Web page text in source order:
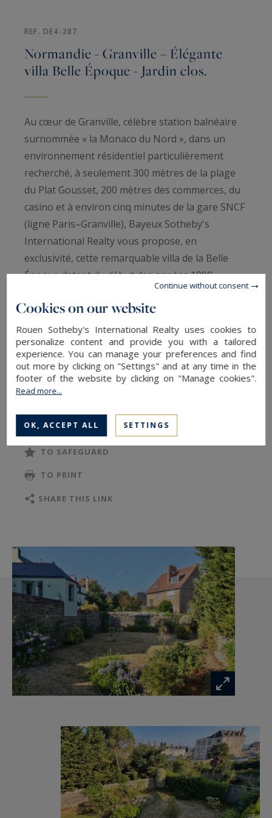
REF. DE4-287
Normandie - Granville – Élégante
villa Belle Époque - Jardin clos.
Au cœur de Granville, célèbre station balnéaire
surnommée « la Monaco du Nord », dans un
environnement résidentiel particulièrement
recherché, à seulement 300 mètres de la plage
du Plat Gousset, 200 mètres des commerces, du
casino et à environ cinq minutes de la gare SNCF
(ligne Paris–Granville), Bayeux Sotheby's
International Realty vous propose, en
exclusivité, cette remarquable villa de la Belle
Époque datant du début des années 1900.
Édifiée sur un terrain clos de murs d'environ 755
m², cette élégante propriété bénéficie d'un jardin
paysager, d'une aire de stationnement et de
garages. Elle séduit immédiatement par son
authenticité, son caractère préservé et cette
atmosphère chaleureuse propre aux grandes
demeures de famille, où l'on imagine avec
bonheur les vacances au bord de la mer, les
retrouvailles intergénérationnelles et les
Dès l'entrée, le majestueux escalier à balustres
offre de très beaux volumes, un magnifique bow-
window, un plafond à la française et une
superbe cheminée d'époque à foyer ouvert,
créant une ambiance chaleureuse propice aux
soirées d'hiver comme aux réceptions estivales.
Dans son prolongement, une agréable véranda
constitue un véritable espace de vie
supplémentaire. Elle offre une vue panoramique
continuité entre intérieur et extérieur.
La cuisine, entièrement aménagée et équipée,
s'ouvre en partie sur la véranda, favorisant une
vie quotidienne conviviale et le plaisir de
partager les repas en famille face au jardin.
TO SAFEGUARD
TO PRINT
SHARE THIS LINK
Cookies on our website
Rouen Sotheby's International Realty uses cookies to
personalize content and provide you with a tailored
experience. You can manage your preferences and find
out more by clicking on "Settings" and at any time in the
footer of the website by clicking on "Manage cookies".
Read more...
OK, ACCEPT ALL SETTINGS
Continue without consent